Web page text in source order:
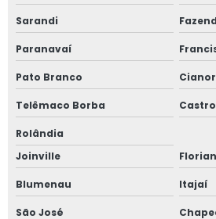
Valor de laudo de inspeção predial
Valor laudo de avaliação imobiliária
Vistoria cautelar de obra
Vistoria de conclusão de obra
Vistoria de entrega de obra
Vistoria de obra
Vistoria de obra de edificação
Sarandi
Paranavaí
Pato Branco
Telêmaco Borba Castro
Rolândia
Joinville
Blumenau Itajaí
São José